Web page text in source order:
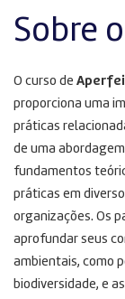
Sobre
O curso de
proporciona uma
práticas
de uma
fundamentos
práticas em
organizações. Os
aprofundar seus
ambientais, como
biodiversidade, e